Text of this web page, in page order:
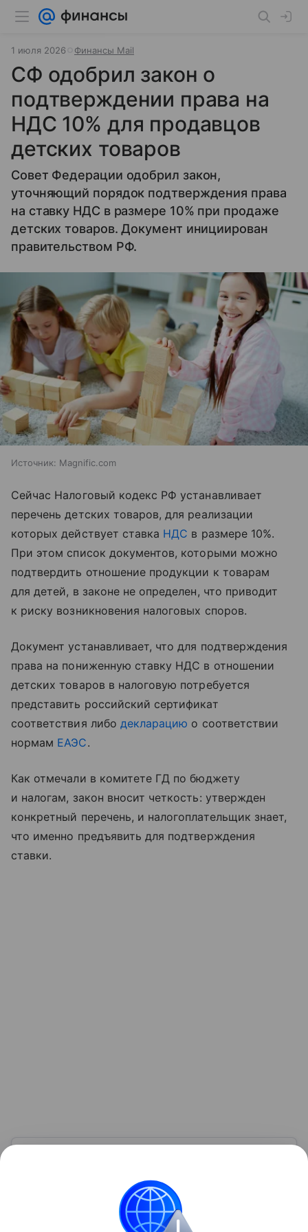
1 июля 2026 Финансы Mail
СФ одобрил закон о
подтверждении права на
НДС 10% для продавцов
детских товаров
Совет Федерации одобрил закон,
уточняющий порядок подтверждения права
на ставку НДС в размере 10% при продаже
детских товаров. Документ инициирован
правительством РФ.
Источник: Magnific.com
Сейчас Налоговый кодекс РФ устанавливает
перечень детских товаров, для реализации
которых действует ставка НДС в размере 10%.
При этом список документов, которыми можно
подтвердить отношение продукции к товарам
для детей, в законе не определен, что приводит
к риску возникновения налоговых споров.
Документ устанавливает, что для подтверждения
права на пониженную ставку НДС в отношении
детских товаров в налоговую потребуется
представить российский сертификат
соответствия либо декларацию о соответствии
нормам ЕАЭС.
Как отмечали в комитете ГД по бюджету
и налогам, закон вносит четкость: утвержден
конкретный перечень, и налогоплательщик знает,
что именно предъявить для подтверждения
ставки.
Потребители редко задумываются о том, какую
долю в цене товаров и услуг составляет НДС.
Однако он существенно влияет на конечную